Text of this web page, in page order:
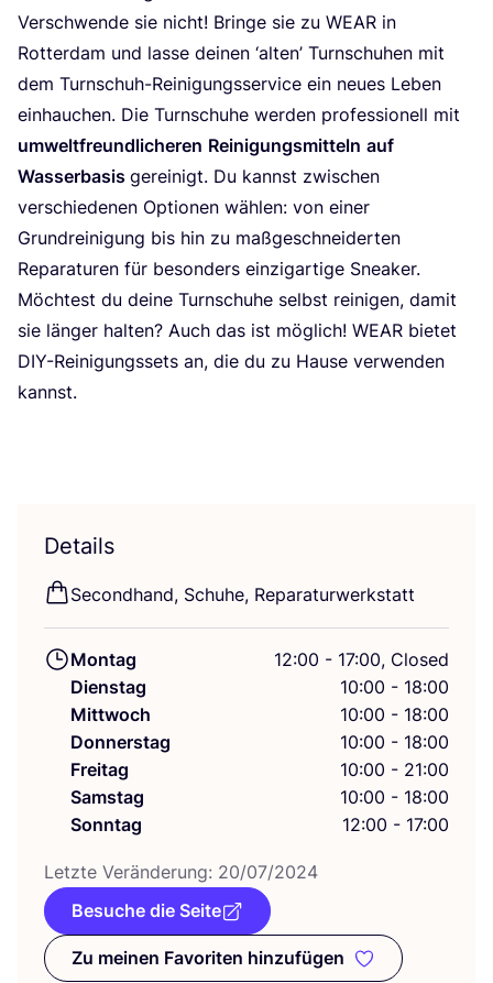
Ver­schwen­de sie nicht! Brin­ge sie zu WEAR in
Rot­ter­dam und las­se dei­nen ‘alten’ Turn­schu­hen mit
dem Turn­schuh-Rei­ni­gungs­ser­vice ein neu­es Leben
ein­hau­chen. Die Turn­schu­he wer­den pro­fes­sio­nell mit
umwelt­freund­li­che­ren Rei­ni­gungs­mit­teln auf
Was­ser­ba­sis gerei­nigt. Du kannst zwi­schen
ver­schie­de­nen Optio­nen wäh­len: von einer
Grund­rei­ni­gung bis hin zu maß­ge­schnei­der­ten
Repa­ra­tu­ren für beson­ders ein­zig­ar­ti­ge Sneaker.
Möch­test du dei­ne Turn­schu­he selbst rei­ni­gen, damit
sie län­ger hal­ten? Auch das ist mög­lich! WEAR bie­tet
DIY-Rei­ni­gungs­sets an, die du zu Hau­se ver­wen­den
kannst.
Details
Second­hand, Schu­he, Reparaturwerkstatt
Montag
12:00 - 17:00, Closed
Dienstag
10:00 - 18:00
Mittwoch
10:00 - 18:00
Donnerstag
10:00 - 18:00
Freitag
10:00 - 21:00
Samstag
10:00 - 18:00
Sonntag
12:00 - 17:00
Letz­te Ver­än­de­rung: 20/07/2024
Besuche die Seite
Zu meinen Favoriten hinzufügen
Zu meinen Favoriten